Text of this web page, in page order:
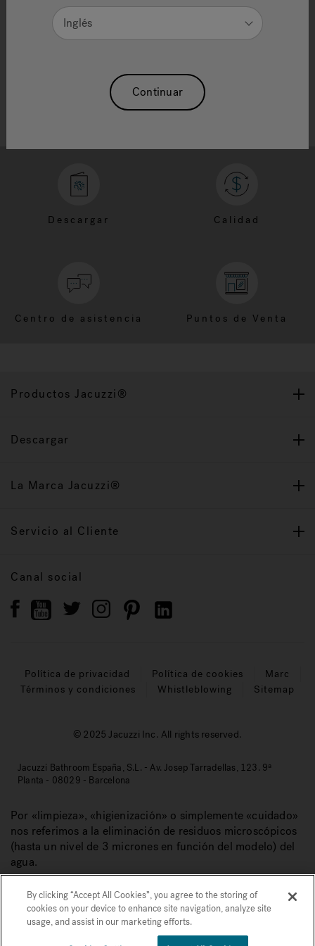
Need Additional Info, please contact our
customer service team
Descargar Calidad
Centro de asistencia Puntos de Venta
Productos Jacuzzi®
Descargar
La Marca Jacuzzi®
Servicio al Cliente
Canal social
Política de privacidad Política de cookies
Marc
Términos y condiciones
Whistleblowing Sitemap
© 2025 Jacuzzi Inc. All rights reserved.
Jacuzzi Bathroom España, S.L. - Av. Josep Tarradellas, 123. 9ª
Planta - 08029 - Barcelona
Por «limpieza», «higienización» o simplemente «cuidado»
nos referimos a la eliminación de residuos microscópicos
(hasta un nivel de 3 micrones en función del modelo) del
agua.
Inglés
Continuar
By clicking “Accept All Cookies”, you agree to the storing of
cookies on your device to enhance site navigation, analyze site
usage, and assist in our marketing efforts.